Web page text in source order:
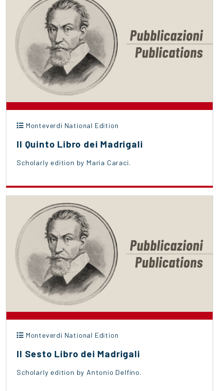
Monteverdi National Edition
Il Quinto Libro dei Madrigali
Scholarly edition by Maria Caraci.
Monteverdi National Edition
Il Sesto Libro dei Madrigali
Scholarly edition by Antonio Delfino.